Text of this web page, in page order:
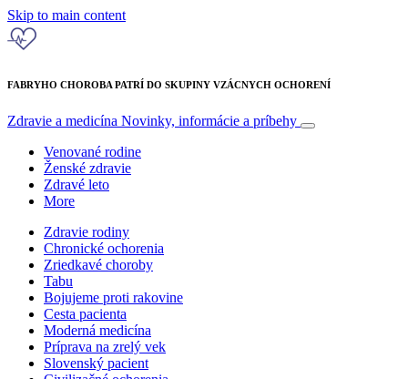
Skip to main content
FABRYHO CHOROBA PATRÍ DO SKUPINY VZÁCNYCH OCHORENÍ
Zdravie a medicína Novinky, informácie a príbehy
Venované rodine
Ženské zdravie
Zdravé leto
More
Zdravie rodiny
Chronické ochorenia
Zriedkavé choroby
Tabu
Bojujeme proti rakovine
Cesta pacienta
Moderná medicína
Príprava na zrelý vek
Slovenský pacient